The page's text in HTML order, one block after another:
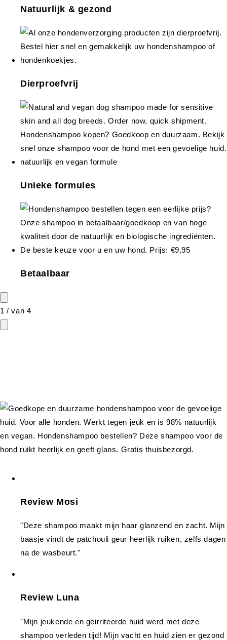
Natuurlijk & gezond
Dierproefvrij
Unieke formules
Betaalbaar
1 /van 4
Review Mosi
"Deze shampoo maakt mijn haar glanzend en zacht. Mijn
baasje vindt de patchouli geur heerlijk ruiken, zelfs dagen
na de wasbeurt."
Review Luna
"Mijn jeukende en geirriteerde huid werd met deze
shampoo verleden tijd! Mijn vacht en huid zien er gezond